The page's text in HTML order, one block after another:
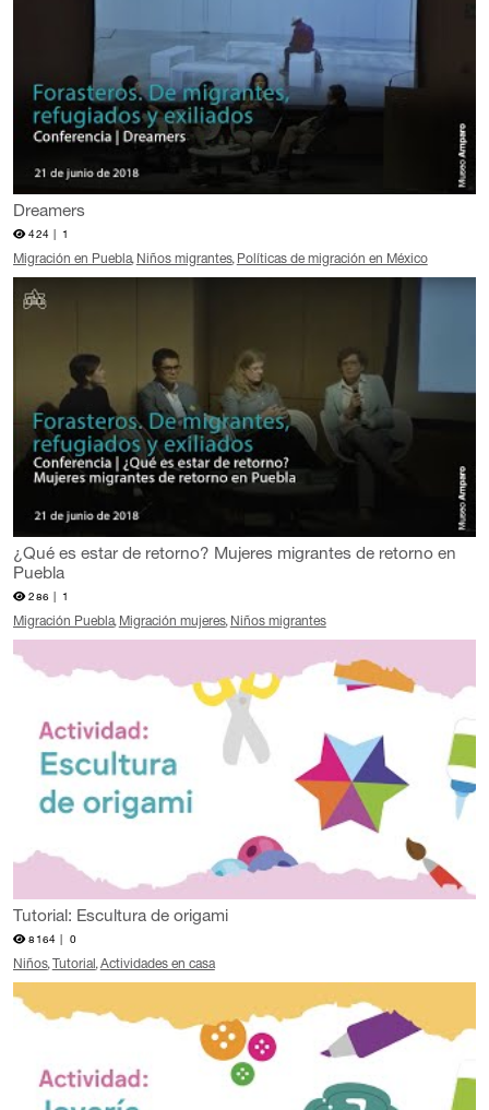
Dreamers
424 | 1
Migración en Puebla Niños migrantes Políticas de migración en México
¿Qué es estar de retorno? Mujeres migrantes de retorno en
Puebla
286 | 1
Migración Puebla Migración mujeres Niños migrantes
Tutorial: Escultura de origami
8164 | 0
Niños Tutorial Actividades en casa